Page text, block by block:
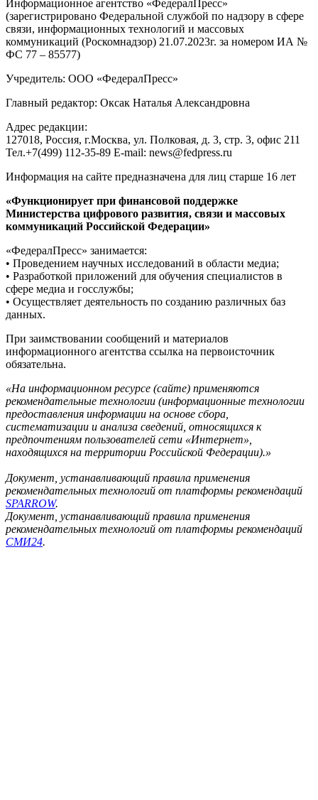
Информационное агентство «ФедералПресс»
(зарегистрировано Федеральной службой по надзору в сфере
связи, информационных технологий и массовых
коммуникаций (Роскомнадзор) 21.07.2023г. за номером ИА №
ФС 77 – 85577)
Учредитель: ООО «ФедералПресс»
Главный редактор: Оксак Наталья Александровна
Адрес редакции:
127018, Россия, г.Москва, ул. Полковая, д. 3, стр. 3, офис 211
Тел.+7(499) 112-35-89 E-mail: news@fedpress.ru
Информация на сайте предназначена для лиц старше 16 лет
«Функционирует при финансовой поддержке
Министерства цифрового развития, связи и массовых
коммуникаций Российской Федерации»
«ФедералПресс» занимается:
• Проведением научных исследований в области медиа;
• Разработкой приложений для обучения специалистов в
сфере медиа и госслужбы;
• Осуществляет деятельность по созданию различных баз
данных.
При заимствовании сообщений и материалов
информационного агентства ссылка на первоисточник
обязательна.
«На информационном ресурсе (сайте) применяются
рекомендательные технологии (информационные технологии
предоставления информации на основе сбора,
систематизации и анализа сведений, относящихся к
предпочтениям пользователей сети «Интернет»,
находящихся на территории Российской Федерации).»
Документ, устанавливающий правила применения
рекомендательных технологий от платформы рекомендаций
SPARROW.
Документ, устанавливающий правила применения
рекомендательных технологий от платформы рекомендаций
СМИ24.